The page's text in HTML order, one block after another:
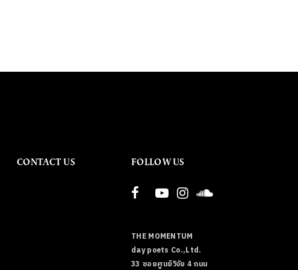
CONTACT US FOLLOW US
THE MOMENTUM
day poets Co.,Ltd.
33 ซอยศูนย์วิจัย 4 ถนน